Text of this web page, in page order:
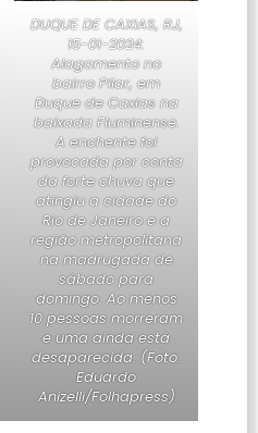
DUQUE DE CAXIAS, RJ,
15-01-2024:
Alagamento no
bairro Pilar, em
Duque de Caxias na
baixada Fluminense.
A enchente foi
provocada por conta
da forte chuva que
atingiu a cidade do
Rio de Janeiro e a
região metropolitana
na madrugada de
sábado para
domingo. Ao menos
10 pessoas morreram
e uma ainda está
desaparecida. (Foto:
Eduardo
Anizelli/Folhapress)